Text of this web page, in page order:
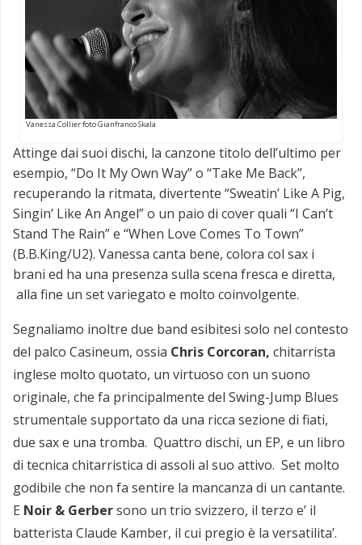
Vanessa Collier foto Gianfranco Skala
Attinge dai suoi dischi, la canzone titolo dell’ultimo per
esempio, “Do It My Own Way” o “Take Me Back”,
recuperando la ritmata, divertente “Sweatin’ Like A Pig,
Singin’ Like An Angel” o un paio di cover quali “I Can’t
Stand The Rain” e “When Love Comes To Town”
(B.B.King/U2). Vanessa canta bene, colora col sax i
brani ed ha una presenza sulla scena fresca e diretta,
alla fine un set variegato e molto coinvolgente.
Segnaliamo inoltre due band esibitesi solo nel contesto
del palco Casineum, ossia Chris Corcoran, chitarrista
inglese molto quotato, un virtuoso con un suono
originale, che fa principalmente del Swing-Jump Blues
strumentale supportato da una ricca sezione di fiati,
due sax e una tromba. Quattro dischi, un EP, e un libro
di tecnica chitarristica di assoli al suo attivo. Set molto
godibile che non fa sentire la mancanza di un cantante.
E Noir & Gerbersono un trio svizzero, il terzo e’ il
batterista Claude Kamber, il cui pregio è la versatilita’.